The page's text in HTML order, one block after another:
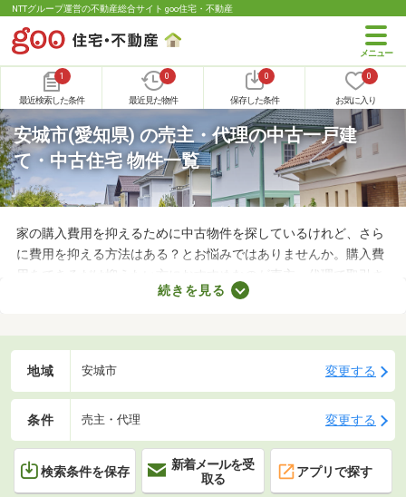
NTTグループ運営の不動産総合サイト goo住宅・不動産
1
最近検索した条件
0
最近見た物件
0
保存した条件
0
お気に入り
安城市(愛知県) の売主・代理の中古一戸建
て・中古住宅 物件一覧
家の購入費用を抑えるために中古物件を探しているけれど、さら
に費用を抑える方法はある？とお悩みではありませんか。購入費
用をできるだけ抑えたい方におすすめなのが売主・代理で取引さ
れる物件です。不動産会社への仲介手数料が発生しないので、購
古の一戸建て物件を紹介します。
続きを見る
地域 安城市 変更する
条件 売主・代理 変更する
検索条件を保存
新着メールを受
取る
アプリで探す